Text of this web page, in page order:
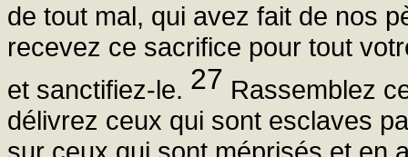
de tout mal, qui avez fait de nos
recevez ce sacrifice pour tout
et sanctifiez-le. 27 Rassemblez
délivrez ceux qui sont esclaves